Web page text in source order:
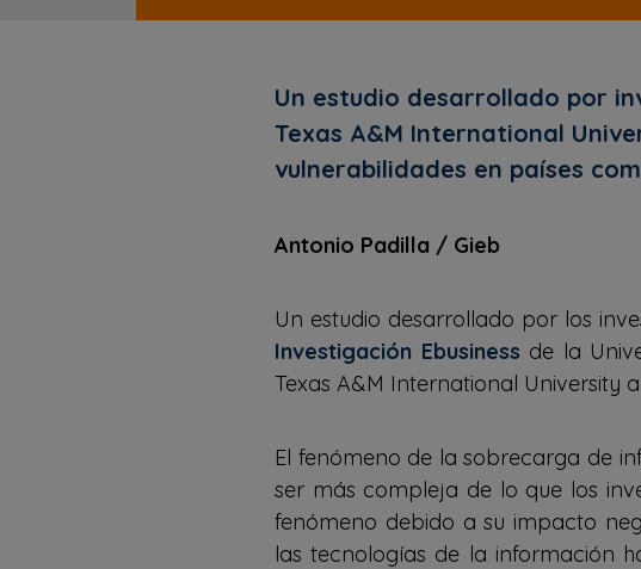
Un estudio desarrollado por
Texas A&M International
vulnerabilidades en países
Antonio Padilla / Gieb
Un estudio desarrollado por los
Investigación Ebusiness de la
Texas A&M International University
El fenómeno de la sobrecarga de
ser más compleja de lo que los
fenómeno debido a su impacto
las tecnologías de la información